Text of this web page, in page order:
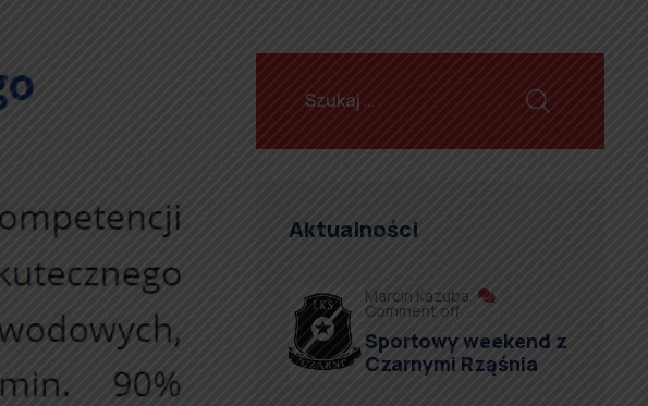
Aktualności
Marcin Kazuba
Comment off
Sportowy weekend z
Czarnymi Rząśnia